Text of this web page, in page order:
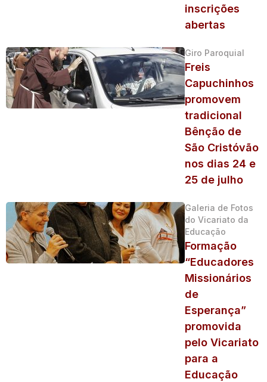
inscrições
abertas
Giro Paroquial
Freis
Capuchinhos
promovem
tradicional
Bênção de
São Cristóvão
nos dias 24 e
25 de julho
Galeria de Fotos
do Vicariato da
Educação
Formação
“Educadores
Missionários
de
Esperança”
promovida
pelo Vicariato
para a
Educação